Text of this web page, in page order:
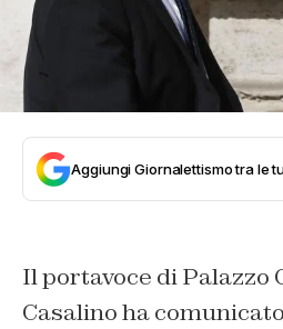
Aggiungi Giornalettismo tra le
Il portavoce di Palazzo
Casalino ha